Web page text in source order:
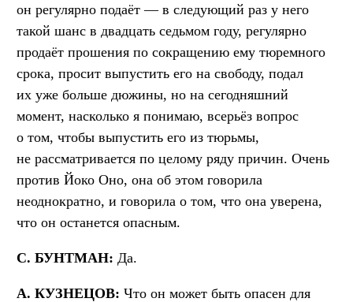
он регулярно подаёт — в следующий раз у него
такой шанс в двадцать седьмом году, регулярно
продаёт прошения по сокращению ему тюремного
срока, просит выпустить его на свободу, подал
их уже больше дюжины, но на сегодняшний
момент, насколько я понимаю, всерьёз вопрос
о том, чтобы выпустить его из тюрьмы,
не рассматривается по целому ряду причин. Очень
против Йоко Оно, она об этом говорила
неоднократно, и говорила о том, что она уверена,
что он останется опасным.
С. БУНТМАН: Да.
А. КУЗНЕЦОВ: Что он может быть опасен для